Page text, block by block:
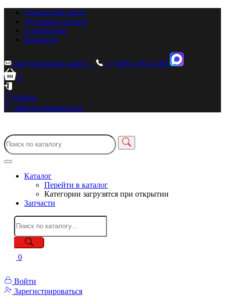
Сервисный центр
Доставка и оплата
О компании
Контакты
sale@zionstm.ru sale@...
+7 (495) 136-23-00
0
Войти
Зарегистрироваться
Каталог
Перейти в каталог
Категории загрузятся при открытии
Запчасти
0
Войти
Зарегистрироваться